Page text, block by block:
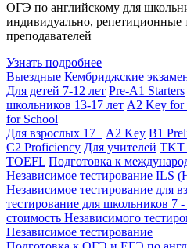
ОГЭ по английскому для
индивидуально, репетиционные
преподавателей
Узнать подробнее
Выездные Кембриджские
Для детей 7-12 лет Pre-A1 Starters
школьников 13-17 лет A2 Key for
for School
Для взрослых 17+ A2 Key B1
C2 Proficiency Для учителей TKT
TOEFL Подготовка к
Независимое тестирование ILS
Независимое тестирование для
тестирование для школьников 7 -
стоимость Независимого
Независимое тестирование